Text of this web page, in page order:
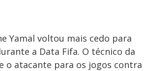
Yamal voltou mais cedo para
a Data Fifa. O técnico da
o atacante para os jogos contra